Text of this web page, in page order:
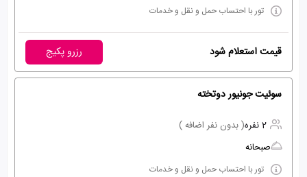
تور با احتساب حمل و نقل و خدمات
قیمت استعلام شود رزرو پکیج
سوئیت جونیور دوتخته
2 نفره
( بدون نفر اضافه )
صبحانه
تور با احتساب حمل و نقل و خدمات